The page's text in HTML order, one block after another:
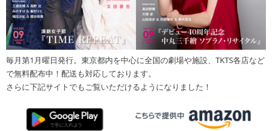
毎月第1月曜日発行。東京都内を中心に全国の劇場や施設、TKTS各店など
で無料配布中！配送も対応しております。
さらに下記サイトでもご覧いただけるようになりました！